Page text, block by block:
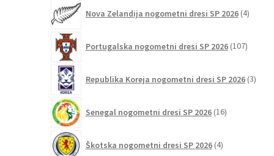
Nova Zelandija nogometni dresi SP 2026 4izdelki
Portugalska nogometni dresi SP 2026 107
Republika Koreja nogometni dresi SP 2026 3
Senegal nogometni dresi SP 2026 16izdelkov
Škotska nogometni dresi SP 2026 4izdelki